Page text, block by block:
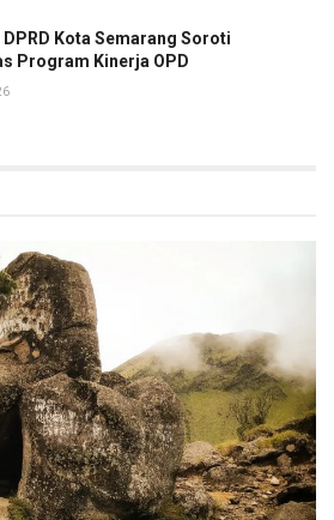
DPRD Kota Semarang Soroti
Program Kinerja OPD